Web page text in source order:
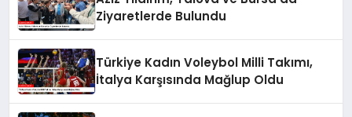
Ziyaretlerde Bulundu
Türkiye Kadın Voleybol Milli Takımı,
İtalya Karşısında Mağlup Oldu